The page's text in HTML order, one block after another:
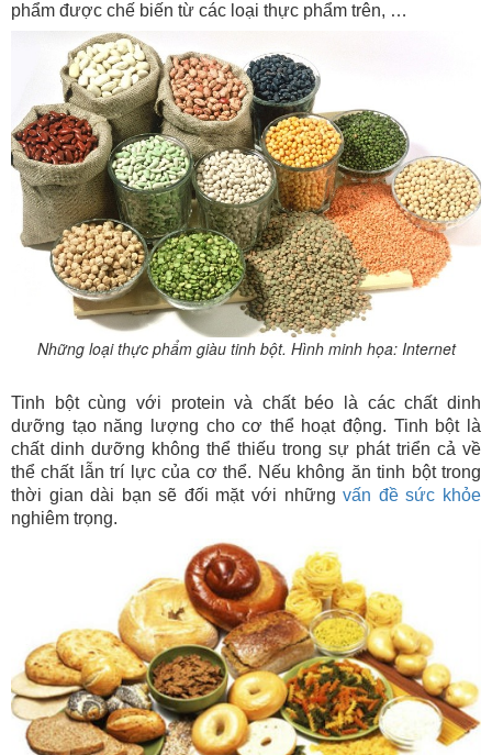
phẩm được chế biến từ các loại thực phẩm trên, …
Những loại thực phẩm giàu tinh bột. Hình minh họa: Internet
Tinh bột cùng với protein và chất béo là các chất dinh
dưỡng tạo năng lượng cho cơ thể hoạt động. Tinh bột là
chất dinh dưỡng không thể thiếu trong sự phát triển cả về
thể chất lẫn trí lực của cơ thể. Nếu không ăn tinh bột trong
thời gian dài bạn sẽ đối mặt với nhữngvấn đề sức khỏe
nghiêm trọng.